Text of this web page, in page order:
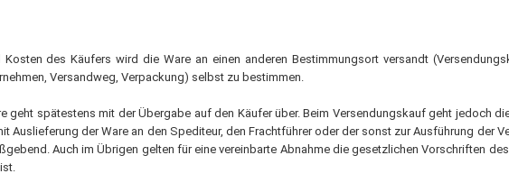
des Käufers wird die Ware an einen anderen Bestimmungsort versandt
Versandweg, Verpackung) selbst zu bestimmen.
spätestens mit der Übergabe auf den Käufer über. Beim Versendungskauf geht jedoch
der Ware an den Spediteur, den Frachtführer oder der sonst zur Ausführung der
Auch im Übrigen gelten für eine vereinbarte Abnahme die gesetzlichen Vorschriften